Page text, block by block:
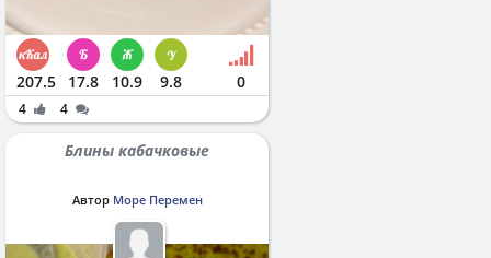
207.5 17.8 10.9 9.8 0
4 4
Блины кабачковые
Автор Море Перемен